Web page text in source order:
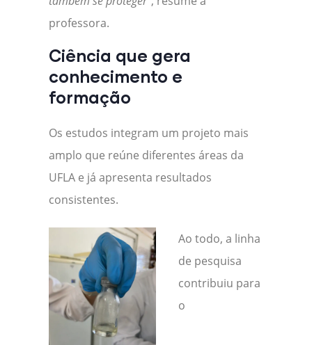
professora.
Ciência que gera
conhecimento e
formação
Os estudos integram um projeto mais
amplo que reúne diferentes áreas da
UFLA e já apresenta resultados
consistentes.
Ao todo, a linha
de pesquisa
contribuiu para
o